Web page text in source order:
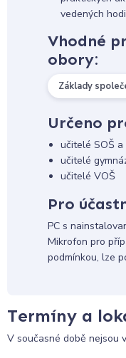
vedených
Vhodné
obory:
Základy
Určeno
učitelé SOŠ a
učitelé
učitelé VOŠ
Pro
PC s
Mikrofon pro
podmínkou, lze
Termíny a
V současné době nejsou